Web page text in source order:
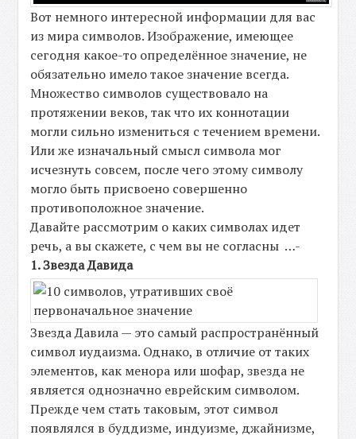
Вот немного интересной информации для вас
из мира символов. Изображение, имеющее
сегодня какое-то определённое значение, не
обязательно имело такое значение всегда.
Множество символов существовало на
протяжении веков, так что их коннотации
могли сильно измениться с течением времени.
Или же изначальный смысл символа мог
исчезнуть совсем, после чего этому символу
могло быть присвоено совершенно
противоположное значение.
Давайте рассмотрим о каких символах идет
речь, а вы скажете, с чем вы не согласны …-
1. Звезда Давида
Звезда Давила — это самый распространённый
символ иудаизма. Однако, в отличие от таких
элементов, как менора или шофар, звезда не
является однозначно еврейским символом.
Прежде чем стать таковым, этот символ
появлялся в буддизме, индуизме, джайнизме,